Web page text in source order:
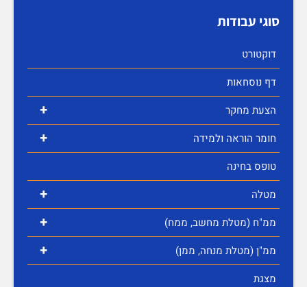
סוגי עבודות
דוקטורט
דף נוסחאות
+ הצעת מחקר
+
חומר הוראה ולמידה
טופס בחינה
+ מטלה
+ ממ"ח (מטלת מחשב, ממח)
+
ממ"ן (מטלת מנחה, ממן)
מצגת